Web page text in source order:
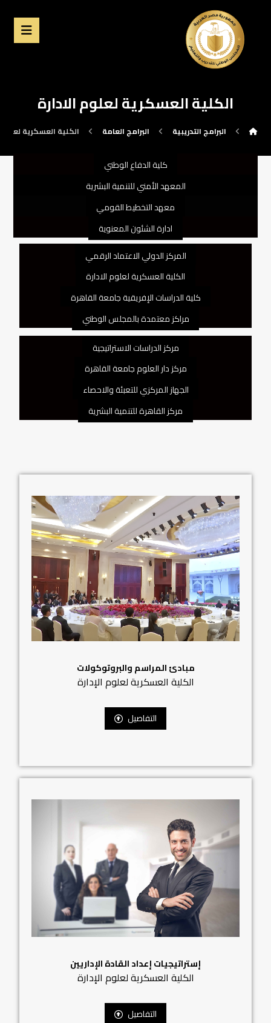
الكلية العسكرية لعلوم الادارة
البرامج التدريبية البرامج العامة الكلية العسكرية لعلوم
كلية الدفاع الوطني
المعهد الأمني للتنمية البشرية
معهد التخطيط القومي
ادارة الشئون المعنوية
المركز الدولي الاعتماد الرقمي
الكلية العسكرية لعلوم الادارة
كلية الدراسات الإفريقية جامعة القاهرة
مراكز معتمدة بالمجلس الوطني
مركز الدراسات الاستراتيجية
مركز دار العلوم جامعة القاهرة
الجهاز المركزي للتعبئة والاحصاء
مركز القاهرة للتنمية البشرية
مبادئ المراسم والبروتوكولات
الكلية العسكرية لعلوم الإدارة
التفاصيل
إستراتيجيات إعداد القادة الإداريين
الكلية العسكرية لعلوم الإدارة
التفاصيل